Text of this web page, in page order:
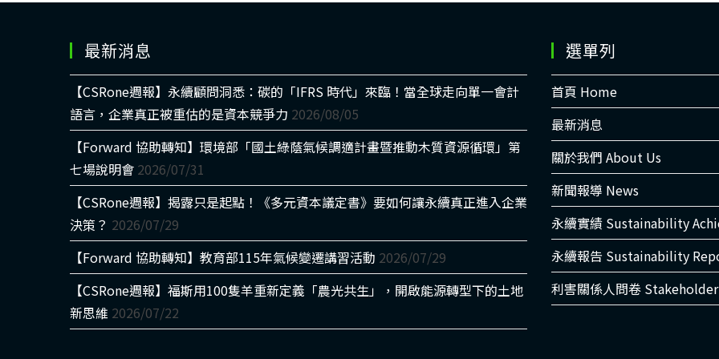
最新消息
【CSRone週報】永續顧問洞悉：碳的「IFRS 時代」來臨！當全球走向單一會計
語言，企業真正被重估的是資本競爭力 2026/08/05
【Forward 協助轉知】環境部「國土綠蔭氣候調適計畫暨推動木質資源循環」第
七場說明會 2026/07/31
【CSRone週報】揭露只是起點！《多元資本議定書》要如何讓永續真正進入企業
決策？ 2026/07/29
【Forward 協助轉知】教育部115年氣候變遷講習活動 2026/07/29
【CSRone週報】福斯用100隻羊重新定義「農光共生」，開啟能源轉型下的土地
新思維 2026/07/22
選單列
首頁 Home
最新消息
關於我們 About Us
新聞報導 News
永續實績 Sustainability
永續報告 Sustainability
利害關係人問卷